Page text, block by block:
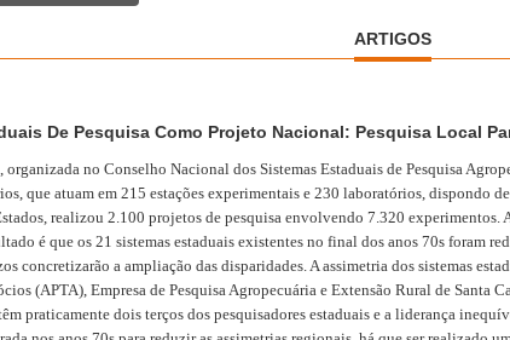
ARTIGOS
De Pesquisa Como Projeto Nacional: Pesquisa Local
no Conselho Nacional dos Sistemas Estaduais de Pesquisa
que atuam em 215 estações experimentais e 230 laboratórios, dispondo
realizou 2.100 projetos de pesquisa envolvendo 7.320 experimentos.
é que os 21 sistemas estaduais existentes no final dos anos 70s foram
concretizarão a ampliação das disparidades. A assimetria dos sistemas
(APTA), Empresa de Pesquisa Agropecuária e Extensão Rural de Santa
praticamente dois terços dos pesquisadores estaduais e a liderança